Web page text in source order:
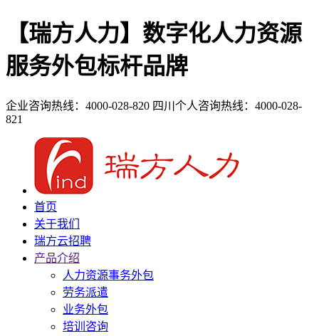
【瑞方人力】数字化人力资源
服务外包标杆品牌
企业咨询热线：4000-028-820 四川个人咨询热线：4000-028-
821
首页
关于我们
瑞方云招聘
产品介绍
人力资源事务外包
劳务派遣
业务外包
培训咨询